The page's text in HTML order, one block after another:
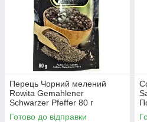
Перець Чорний мелений
Rowita Gemahlener
Schwarzer Pfeffer 80 г
Польща
Готово до відправки